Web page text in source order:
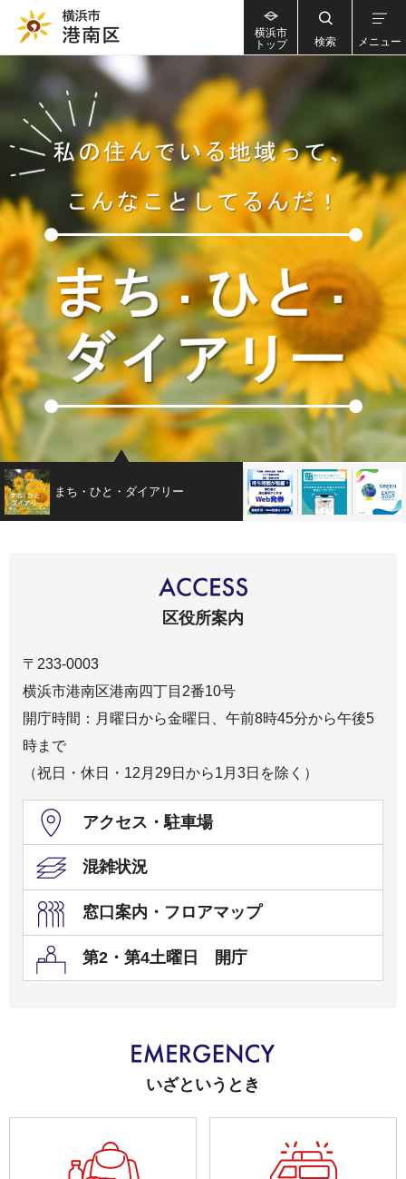
横浜市
トップ
検索 メニュー
まち・ひと・ダイアリー 事前ＷＥＢ発券子育て応
区役所案内
〒233-0003
横浜市港南区港南四丁目2番10号
開庁時間：月曜日から金曜日、午前8時45分から午後5
時まで
（祝日・休日・12月29日から1月3日を除く）
アクセス・駐車場
混雑状況
窓口案内・フロアマップ
第2・第4土曜日 開庁
いざというとき